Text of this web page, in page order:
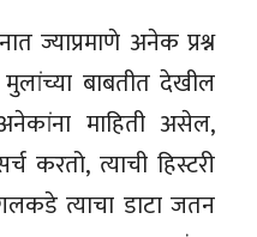
ज्याप्रमाणे अनेक प्रश्न
मुलांच्या बाबतीत देखील
माहिती असेल,
करतो, त्याची हिस्टरी
त्याचा डाटा जतन